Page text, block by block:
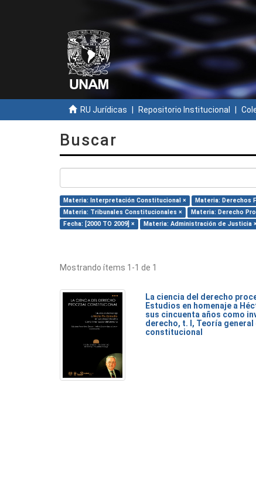
RU Jurídicas Repositorio Institucional
Buscar
Materia: Interpretación Constitucional × Materia: Derechos
Materia: Tribunales Constitucionales ×
Materia: Derecho
Fecha: [2000 TO 2009] ×
Materia: Administración de Justicia ×
Mostrando ítems 1-1 de 1
La ciencia del derecho
Estudios en homenaje a
sus cincuenta años como
derecho, t. I, Teoría general
constitucional